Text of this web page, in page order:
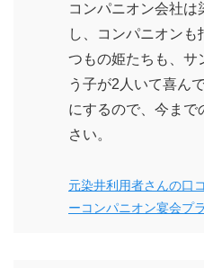
コンパニオン会社は
し、コンパニオン
つもの姫たちも、サ
う子が2人いて喜ん
にするので、今まで
さい。
元染井利用者さんの口
ーコンパニオン宴会プ